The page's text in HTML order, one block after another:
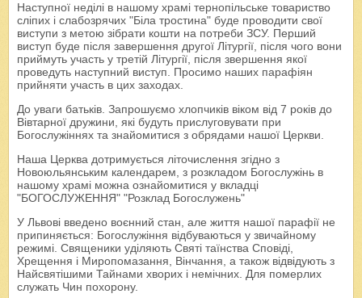
Наступної неділі в нашому храмі тернопільське товариство
сліпих і слабозрячих "Біла тростина" буде проводити свої
виступи з метою зібрати кошти на потреби ЗСУ. Перший
виступ буде після завершення другої Літургії, після чого вони
приймуть участь у третій Літургії, після звершення якої
проведуть наступний виступ. Просимо наших парафіян
прийняти участь в цих заходах.
До уваги батьків. Запрошуємо хлопчиків віком від 7 років до
Вівтарної дружини, які будуть прислуговувати при
Богослужіннях та знайомитися з обрядами нашої Церкви.
Наша Церква дотримується літочислення згідно з
Новоюльянським календарем, з розкладом Богослужінь в
нашому храмі можна ознайомитися у вкладці
"БОГОСЛУЖЕННЯ" "Розклад Богослужень"
У Львові введено воєнний стан, але життя нашої парафії не
припиняється: Богослужіння відбуваються у звичайному
режимі. Священики уділяють Святі таїнства Сповіді,
Хрещення і Миропомазання, Вінчання, а також відвідують з
Найсвятішими Тайнами хворих і немічних. Для померлих
служать Чин похорону.